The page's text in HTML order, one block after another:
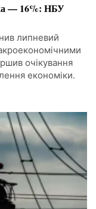
— 16%: НБУ
липневий
очікування
економіки.